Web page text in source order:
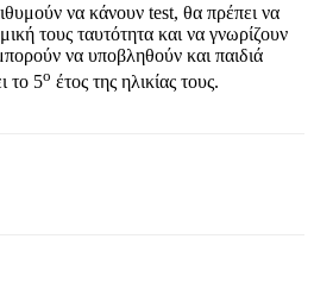
να κάνουν test, θα πρέπει να
τους ταυτότητα και να γνωρίζουν
να υποβληθούν και παιδιά
το 5ο έτος της ηλικίας τους.